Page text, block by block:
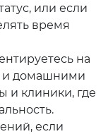
или если
время
на
и домашними
и клиники, где
если